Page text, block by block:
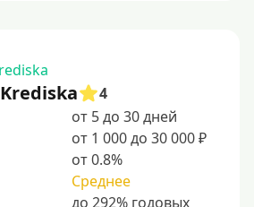
Krediska
4
от 5 до 30 дней
от 1 000 до 30 000 ₽
от 0.8%
Среднее